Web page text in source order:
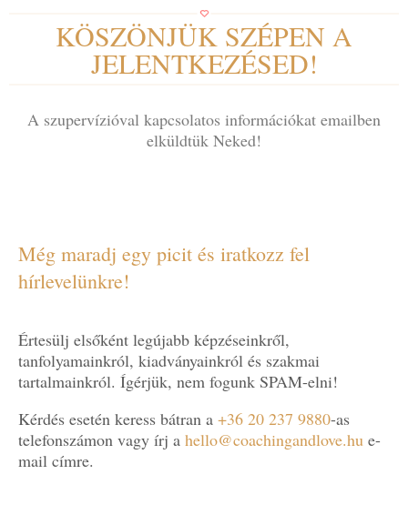
KÖSZÖNJÜK SZÉPEN A
JELENTKEZÉSED!
A szupervízióval kapcsolatos információkat emailben
elküldtük Neked!
Még maradj egy picit és iratkozz fel
hírlevelünkre!
Értesülj elsőként legújabb képzéseinkről,
tanfolyamainkról, kiadványainkról és szakmai
tartalmainkról. Ígérjük, nem fogunk SPAM-elni!
Kérdés esetén keress bátran a +36 20 237 9880-as
telefonszámon vagy írj a hello@coachingandlove.hu e-
mail címre.